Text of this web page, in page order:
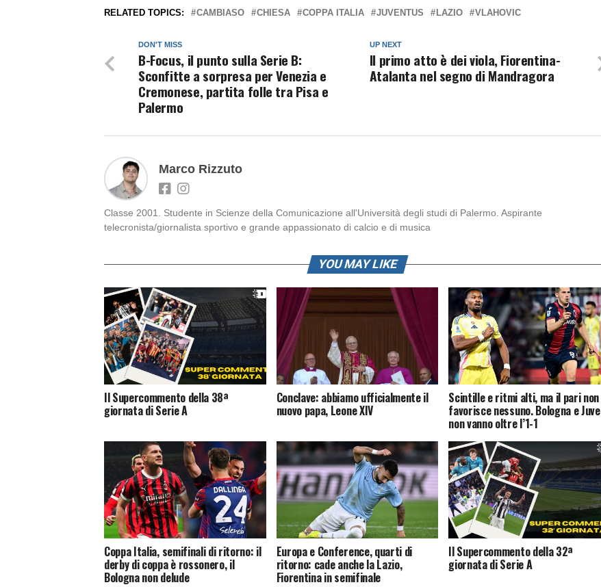
RELATED TOPICS: CAMBIASO CHIESA COPPA ITALIA JUVENTUS LAZIO VLAHOVIC
UP NEXT
Il primo atto è dei viola, Fiorentina-
Atalanta nel segno di Mandragora
DON'T MISS
B-Focus, il punto sulla Serie B:
Sconfitte a sorpresa per Venezia e
Cremonese, partita folle tra Pisa e
Palermo
Marco Rizzuto
Classe 2001. Studente in Scienze della Comunicazione all'Università degli studi di Palermo. Aspirante
telecronista/giornalista sportivo e grande appassionato di calcio e di musica
YOU MAY LIKE
Il Supercommento della 38ª
giornata di Serie A
Conclave: abbiamo ufficialmente il
nuovo papa, Leone XIV
Scintille e ritmi alti, ma il pari non
favorisce nessuno. Bologna e Juve
non vanno oltre l’1-1
Coppa Italia, semifinali di ritorno: il
derby di coppa è rossonero, il
Bologna non delude
Europa e Conference, quarti di
ritorno: cade anche la Lazio,
Fiorentina in semifinale
Il Supercommento della 32ª
giornata di Serie A